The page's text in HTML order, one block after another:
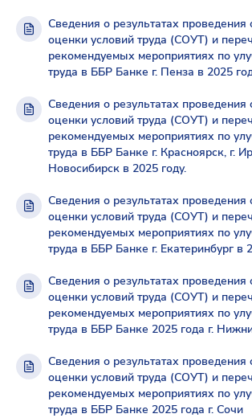
Сведения о результатах проведения
оценки условий труда (СОУТ) и
рекомендуемых мероприятиях по
труда в ББР Банке г. Пенза в 2025
Сведения о результатах проведения
оценки условий труда (СОУТ) и
рекомендуемых мероприятиях по
труда в ББР Банке г. Красноярск, г.
Новосибирск в 2025 году.
Сведения о результатах проведения
оценки условий труда (СОУТ) и
рекомендуемых мероприятиях по
труда в ББР Банке г. Екатеринбург в
Сведения о результатах проведения
оценки условий труда (СОУТ) и
рекомендуемых мероприятиях по
труда в ББР Банке 2025 года г.
Сведения о результатах проведения
оценки условий труда (СОУТ) и
рекомендуемых мероприятиях по
труда в ББР Банке 2025 года г. Сочи